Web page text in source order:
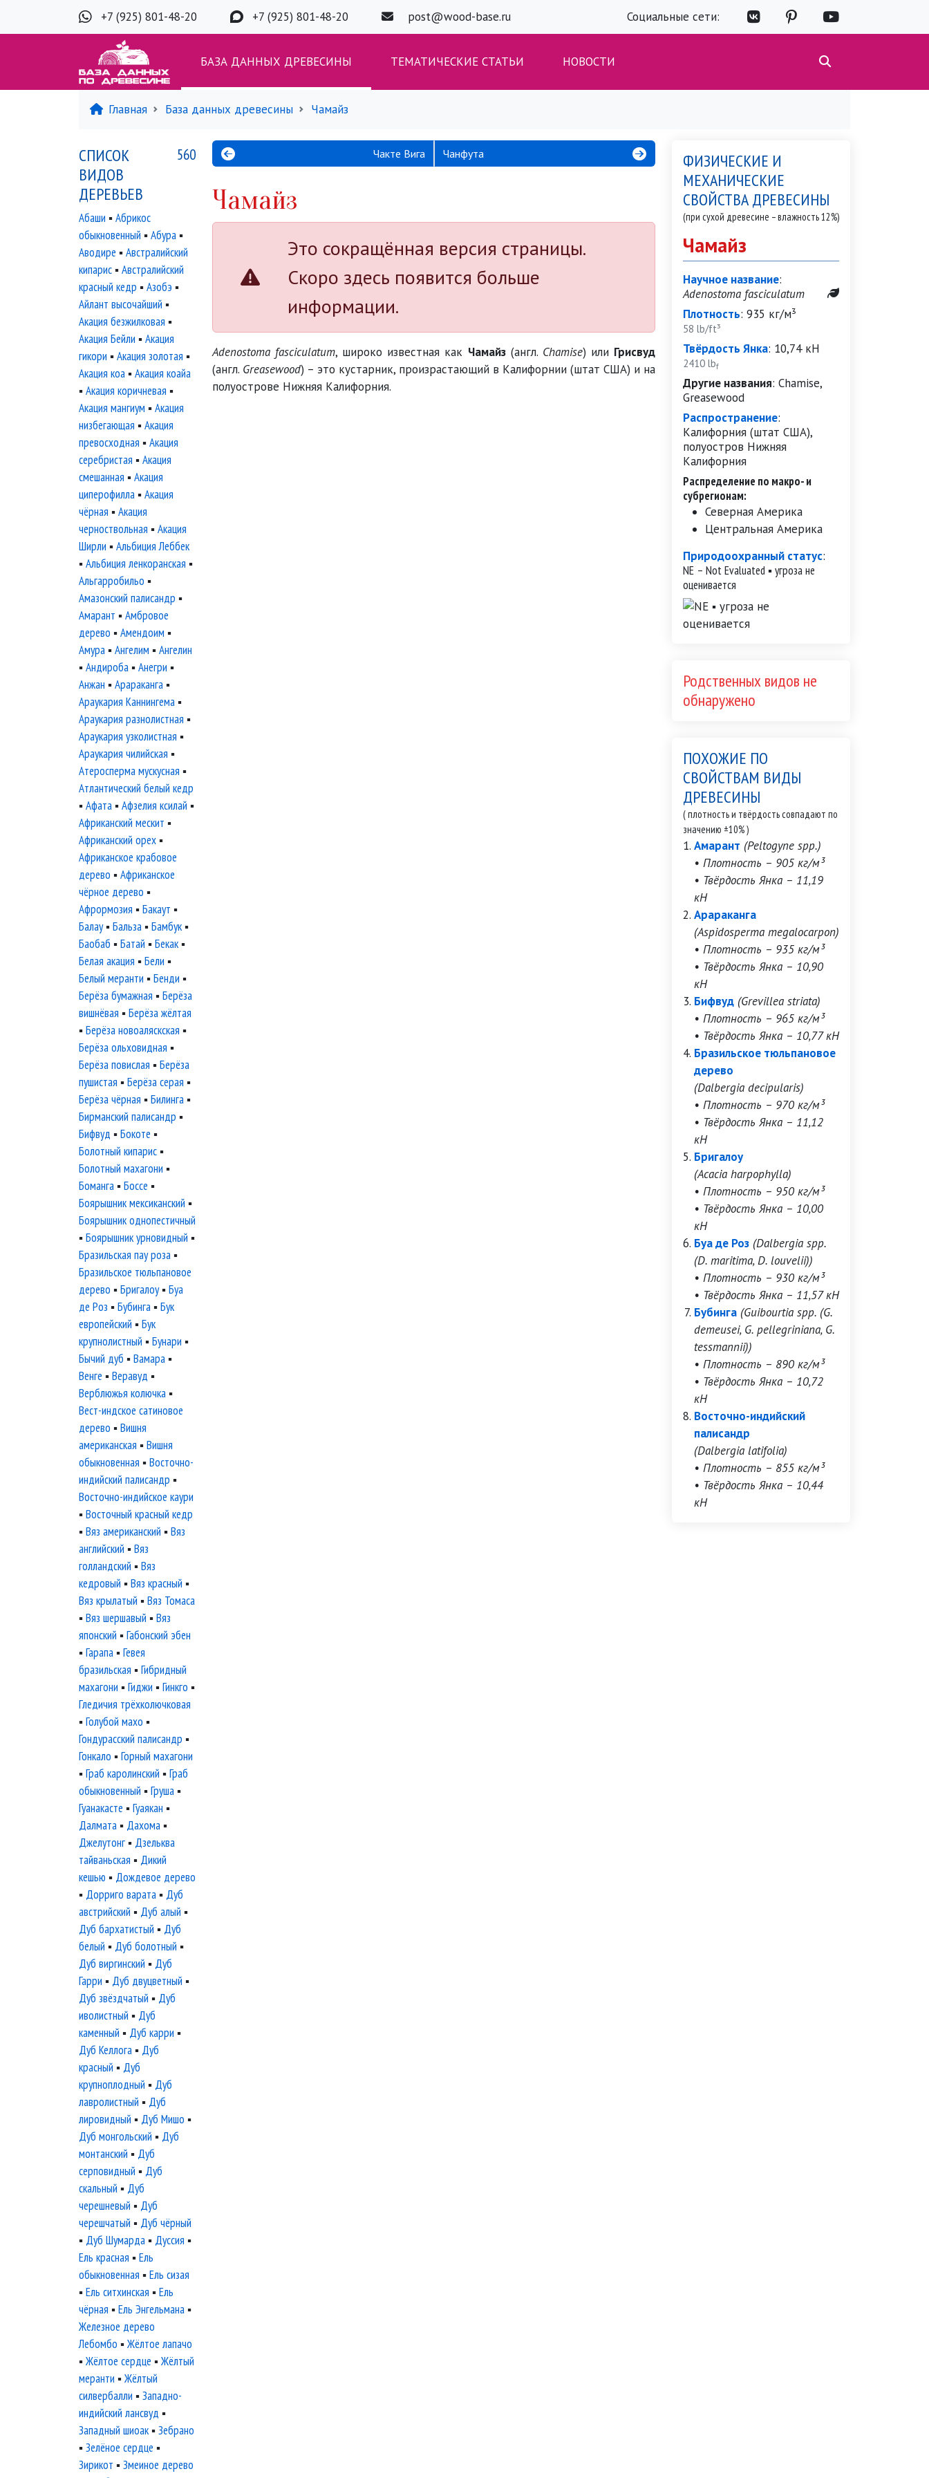
+7 (925) 801-48-20 +7 (925) 801-48-20 post@wood-base.ru Социальные сети:
БАЗА ДАННЫХ ДРЕВЕСИНЫ ТЕМАТИЧЕСКИЕ СТАТЬИ НОВОСТИ
Главная База данных древесины Чамайз
Чакте Вига Чанфута
Чамайз
Это сокращённая версия страницы.
Скоро здесь появится больше
информации.
Adenostoma fasciculatum, широко известная как Чамайз(англ. Chamise) или Грисвуд
(англ. Greasewood) – это кустарник, произрастающий в Калифорнии (штат США) и на
полуострове Нижняя Калифорния.
СПИСОК
ВИДОВ
ДЕРЕВЬЕВ
560
Абаши ▪Абрикос
обыкновенный ▪Абура ▪
Аводире ▪Австралийский
кипарис ▪Австралийский
красный кедр ▪Азобэ ▪
Айлант высочайший ▪
Акация безжилковая ▪
Акация Бейли ▪Акация
гикори ▪Акация золотая ▪
Акация коа ▪Акация коайа
▪Акация коричневая ▪
Акация мангиум ▪Акация
низбегающая ▪Акация
превосходная ▪Акация
серебристая ▪Акация
смешанная ▪Акация
циперофилла ▪Акация
чёрная ▪Акация
черноствольная ▪Акация
Ширли ▪Альбиция Леббек
▪Альбиция ленкоранская ▪
Альгарробильо ▪
Амазонский палисандр ▪
Амарант ▪Амбровое
дерево ▪Амендоим ▪
Амура ▪Ангелим ▪Ангелин
▪Андироба ▪Анегри ▪
Анжан ▪Арараканга ▪
Араукария Каннингема ▪
Араукария разнолистная ▪
Араукария узколистная ▪
Араукария чилийская ▪
Атеросперма мускусная ▪
Атлантический белый кедр
▪Афата ▪Афзелия ксилай ▪
Африканский мескит ▪
Африканский орех ▪
Африканское крабовое
дерево ▪Африканское
чёрное дерево ▪
Афрормозия ▪Бакаут ▪
Балау▪Бальза ▪Бамбук ▪
Баобаб ▪Батай ▪Бекак ▪
Белая акация ▪Бели ▪
Белый меранти ▪Бенди ▪
Берёза бумажная ▪Берёза
вишнёвая ▪Берёза жёлтая
▪Берёза новоаляскская ▪
Берёза ольховидная ▪
Берёза повислая ▪Берёза
пушистая ▪Берёза серая ▪
Берёза чёрная ▪Билинга ▪
Бирманский палисандр ▪
Бифвуд ▪Бокоте ▪
Болотный кипарис ▪
Болотный махагони ▪
Боманга ▪Боссе ▪
Боярышник мексиканский ▪
Боярышник однопестичный
▪Боярышник урновидный ▪
Бразильская пау роза ▪
Бразильское тюльпановое
дерево ▪Бригалоу▪Буа
де Роз ▪Бубинга ▪Бук
европейский ▪Бук
крупнолистный ▪Бунари ▪
Бычий дуб ▪Вамара ▪
Венге ▪Веравуд ▪
Верблюжья колючка ▪
Вест-индское сатиновое
дерево ▪Вишня
американская ▪Вишня
обыкновенная ▪Восточно-
индийский палисандр ▪
Восточно-индийское каури
▪Восточный красный кедр
▪Вяз американский ▪Вяз
английский ▪Вяз
голландский ▪Вяз
кедровый ▪Вяз красный ▪
Вяз крылатый ▪Вяз Томаса
▪Вяз шершавый ▪Вяз
японский ▪Габонский эбен
▪Гарапа ▪Гевея
бразильская ▪Гибридный
махагони ▪Гиджи ▪Гинкго ▪
Гледичия трёхколючковая
▪Голубой махо ▪
Гондурасский палисандр ▪
Гонкало ▪Горный махагони
▪Граб каролинский ▪Граб
обыкновенный ▪Груша ▪
Гуанакасте ▪Гуаякан ▪
Далмата ▪ Дахома ▪
Джелутонг ▪ Дзельква
тайваньская ▪ Дикий
кешью ▪ Дождевое дерево
▪ Дорриго варата ▪ Дуб
австрийский ▪ Дуб алый ▪
Дуб бархатистый ▪ Дуб
белый ▪ Дуб болотный ▪
Дуб виргинский ▪ Дуб
Гарри ▪ Дуб двуцветный ▪
Дуб звёздчатый ▪ Дуб
иволистный ▪ Дуб
каменный ▪ Дуб карри ▪
Дуб Келлога ▪ Дуб
красный ▪ Дуб
крупноплодный ▪ Дуб
лавролистный ▪ Дуб
лировидный ▪ Дуб Мишо ▪
Дуб монгольский ▪ Дуб
монтанский ▪ Дуб
серповидный ▪ Дуб
скальный ▪ Дуб
черешневый ▪ Дуб
черешчатый ▪ Дуб чёрный
▪ Дуб Шумарда ▪ Дуссия ▪
Ель красная ▪Ель
обыкновенная ▪Ель сизая
▪Ель ситхинская ▪Ель
чёрная ▪Ель Энгельмана ▪
Железное дерево
Лебомбо ▪Жёлтое лапачо
▪Жёлтое сердце ▪Жёлтый
меранти ▪Жёлтый
силвербалли ▪Западно-
индийский лансвуд ▪
Западный шиоак ▪Зебрано
▪Зелёное сердце ▪
Зирикот ▪Змеиное дерево
ФИЗИЧЕСКИЕ И
МЕХАНИЧЕСКИЕ
СВОЙСТВА ДРЕВЕСИНЫ
(при сухой древесине – влажность 12%)
Чамайз
Научное название:
Adenostoma fasciculatum
Плотность: 935 кг/м³
58 lb/ft³
Твёрдость Янка: 10,74 кН
2410 lbf
Другие названия: Chamise,
Greasewood
Распространение:
Калифорния (штат США),
полуостров Нижняя
Калифорния
Распределение по макро- и
субрегионам:
Северная Америка
Центральная Америка
Природоохранный статус:
NE – Not Evaluated ▪ угроза не
оценивается
Родственных видов не
обнаружено
ПОХОЖИЕ ПО
СВОЙСТВАМ ВИДЫ
ДРЕВЕСИНЫ
( плотность и твёрдость совпадают по
значению ±10% )
Амарант (Peltogyne spp.)
• Плотность – 905 кг/м³
• Твёрдость Янка – 11,19
кН
Арараканга
(Aspidosperma megalocarpon)
• Плотность – 935 кг/м³
• Твёрдость Янка – 10,90
кН
Бифвуд (Grevillea striata)
• Плотность – 965 кг/м³
• Твёрдость Янка – 10,77 кН
Бразильское тюльпановое
дерево
(Dalbergia decipularis)
• Плотность – 970 кг/м³
• Твёрдость Янка – 11,12
кН
Бригалоу
(Acacia harpophylla)
• Плотность – 950 кг/м³
• Твёрдость Янка – 10,00
кН
Буа де Роз (Dalbergia spp.
(D. maritima, D. louvelii))
• Плотность – 930 кг/м³
• Твёрдость Янка – 11,57 кН
Бубинга (Guibourtia spp. (G.
demeusei, G. pellegriniana, G.
tessmannii))
• Плотность – 890 кг/м³
• Твёрдость Янка – 10,72
кН
Восточно-индийский
палисандр
(Dalbergia latifolia)
• Плотность – 855 кг/м³
• Твёрдость Янка – 10,44
кН